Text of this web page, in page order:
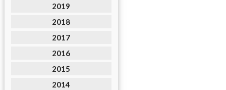
2019
2018
2017
2016
2015
2014